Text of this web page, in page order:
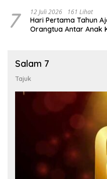
7 12 Juli 2026 161 Lihat
Hari Pertama Tahun
Orangtua Antar Anak
Salam 7
Tajuk